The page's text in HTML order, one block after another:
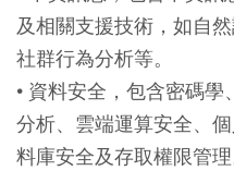
及相關支援技術，如自
社群行為分析等。
• 資料安全，包含密碼
分析、雲端運算安全、
料庫安全及存取權限管理